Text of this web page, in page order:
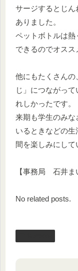
サージするとじ
ありました。
ペットボトルは熱
できるのでオスス
他にもたくさん
じ」につながっ
れしかったです。
来期も学生のみな
いるときなどの
間を楽しみにして
【事務局 石井
No related posts.